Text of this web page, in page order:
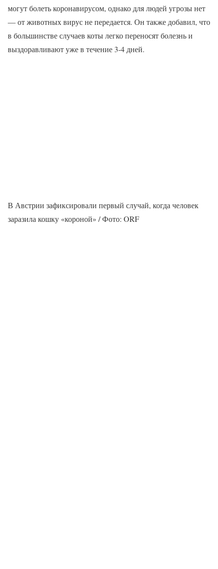
могут болеть коронавирусом, однако для людей угрозы нет
— от животных вирус не передается. Он также добавил, что
в большинстве случаев коты легко переносят болезнь и
выздоравливают уже в течение 3-4 дней.
В Австрии зафиксировали первый случай, когда человек
заразила кошку «короной» / Фото: ORF